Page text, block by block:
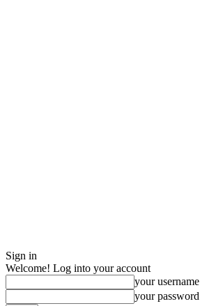
Sign in
Welcome! Log into your account
your username
your password